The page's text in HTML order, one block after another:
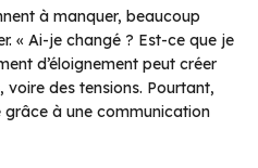
à manquer, beaucoup
« Ai-je changé ? Est-ce que je
d’éloignement peut créer
des tensions. Pourtant,
à une communication